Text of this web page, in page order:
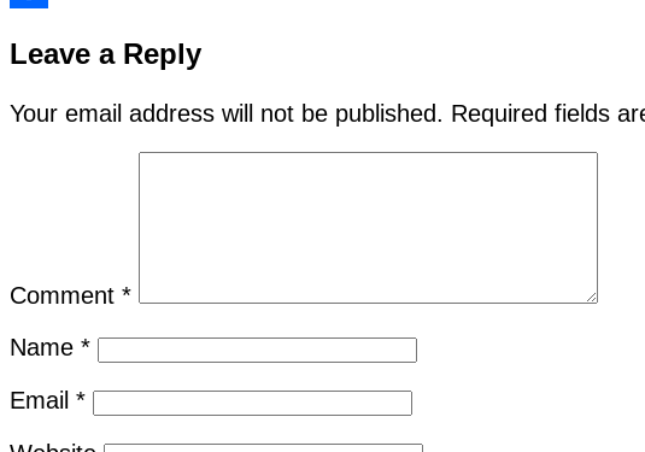
Leave a Reply
Your email address will not be published. Required fields
Comment *
Name *
Email *